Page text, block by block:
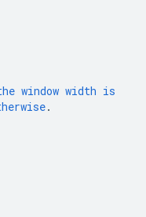
window width is
.